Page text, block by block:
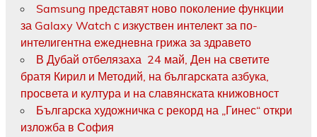
Samsung представят ново поколение функции
за Galaxy Watch с изкуствен интелект за по-
интелигентна ежедневна грижа за здравето
В Дубай отбелязаха 24 май, Ден на светите
братя Кирил и Методий, на българската азбука,
просвета и култура и на славянската книжовност
Българска художничка с рекорд на „Гинес“ откри
изложба в София